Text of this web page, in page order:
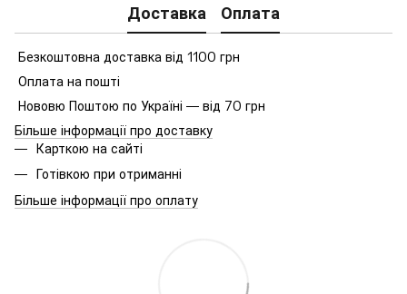
Доставка Оплата
Безкоштовна доставка від 1100 грн
Оплата на пошті
Нововю Поштою по Україні — від 70 грн
Більше інформації про доставку
Карткою на сайті
Готівкою при отриманні
Більше інформації про оплату